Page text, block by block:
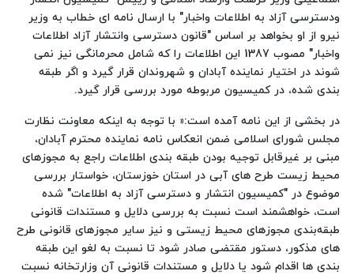
ودسترسی آزاد به اطلاعات واخبار" با ارسال نامه ای خطاب به وزیر
نیرو از او بخواهد بر اساس "قانون دسترسی وانتشار آزاد اطلاعات
واخبار" مصوب 1387 این اطلاعات را که شامل محرمانگی نیز نمی
شوند در اختیار نماینده آبادان و شهروندان قرار گیرد و اگر طبقه
بندی شده، در کمیسیون مربوطه مورد بررسی قرار گیرد.
در بخشی از این نامه آمده است:« با توجه به اینکه معاونت نظارت
مجلس شورای اسلامی ضمن انعکاس نامه نماینده محترم آبادان،
مبنی بر غیرقابل توجیه بودن طبقه بندی اطلاعات راجع به مجوزهای
محیط زیست طرح های آبی در استان خوزستان، خواستار بررسی
موضوع در "کمیسیون انتشار و دسترسی آزاد به اطلاعات" شده
است، خواهشمند است نسبت به بررسی دلایل و مستندات قانونی
طبقه‌بندی مجوزهای محیط زیستی و نیز سایر مجوزهای قانونی طرح
های مذکور، دستور مقتضی صادر شود تا نسبت به لغو این طبقه
بندی ها اقدام شود یا دلایل و مستندات قانونی آن وزارتخانه نسبت